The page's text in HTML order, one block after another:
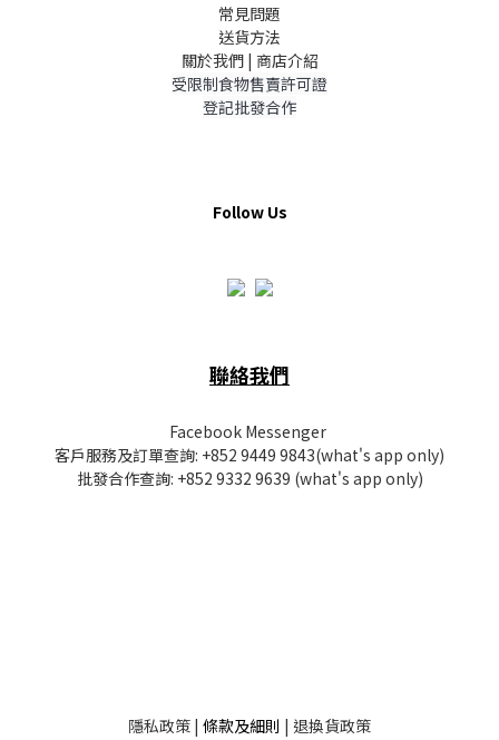
常見問題
送貨方法
關於我們 | 商店介紹
受限制食物售賣許可證
登記批發合作
Follow Us
聯絡我們
Facebook Messenger
客戶服務及訂單查詢: +852 9449 9843(what's app only)
批發合作查詢: +852 9332 9639 (what's app only)
隱私政策 | 條款及細則 | 退換貨政策